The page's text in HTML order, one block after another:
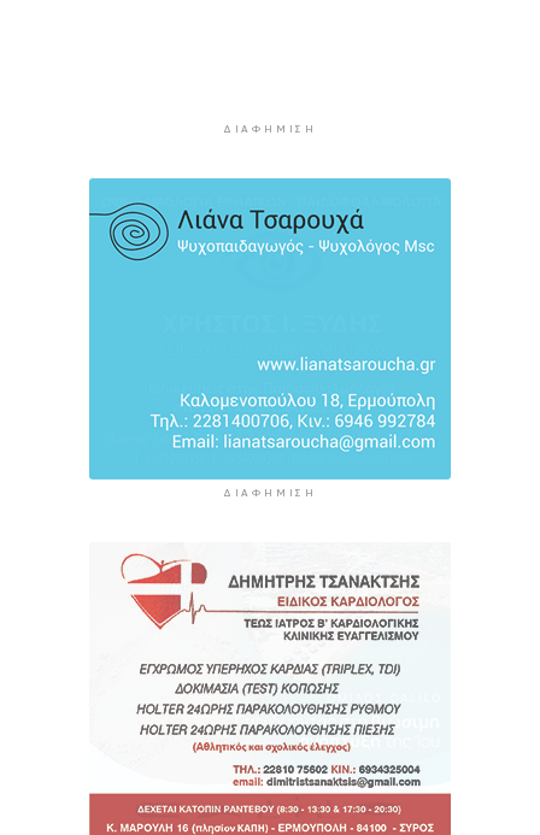
«Ρήτρα διαφυγής» για την Ενέργεια: Η Ελλάδα
πληρώνει €1 δισ. για να θωρακιστεί απέναντι σε
μια νέα κρίση
3 ώρες 37 λεπτά πρίν
ΔΙΑΦΉΜΙΣΗ
ΔΙΑΦΉΜΙΣΗ